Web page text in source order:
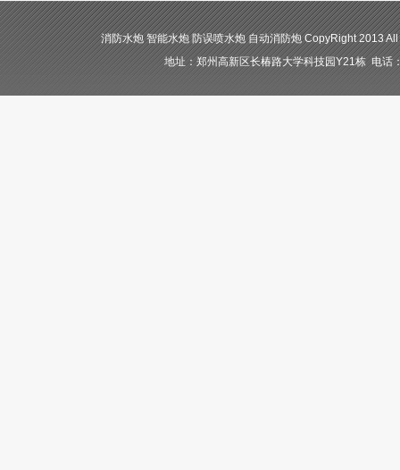
消防水炮 智能水炮 防误喷水炮 自动消防炮 CopyRight 2013
地址：郑州高新区长椿路大学科技园Y21栋 电